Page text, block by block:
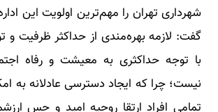
شهرداری تهران را مهم‌ترین اولویت این
گفت: لازمه بهره‌مندی از حداکثر ظرفیت و
با توجه حداکثری به معیشت و رفاه
نیست؛ چرا که ایجاد دسترسی عادلانه به
تمامی افراد ارتقا روحیه امید و حس